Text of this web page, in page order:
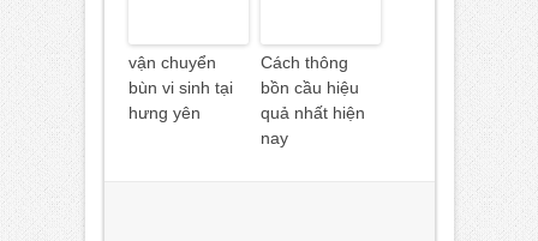
vận chuyển
bùn vi sinh tại
hưng yên
Cách thông
bồn cầu hiệu
quả nhất hiện
nay